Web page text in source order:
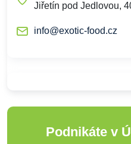
Jiřetín pod Jedlovou,
info@exotic-food.cz
Podnikáte v